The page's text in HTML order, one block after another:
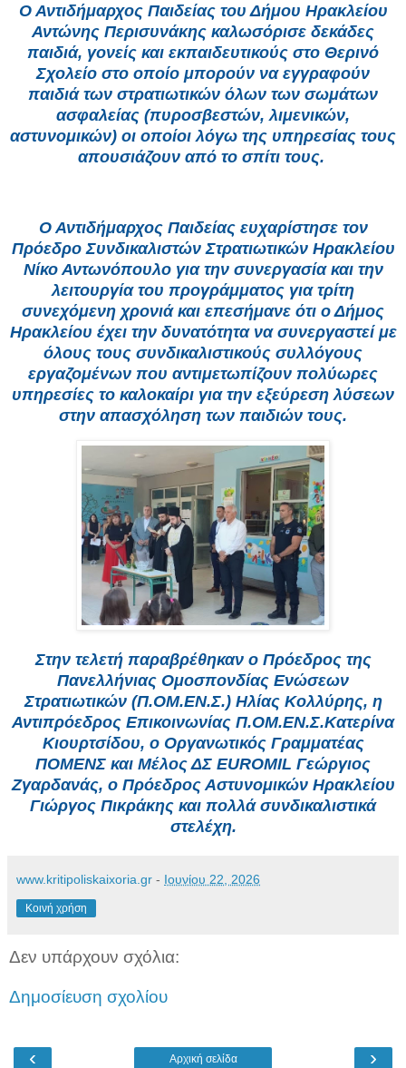
Ο Αντιδήμαρχος Παιδείας του Δήμου Ηρακλείου
Αντώνης Περισυνάκης καλωσόρισε δεκάδες
παιδιά, γονείς και εκπαιδευτικούς στο Θερινό
Σχολείο στο οποίο μπορούν να εγγραφούν
παιδιά των στρατιωτικών όλων των σωμάτων
ασφαλείας (πυροσβεστών, λιμενικών,
αστυνομικών) οι οποίοι λόγω της υπηρεσίας τους
απουσιάζουν από το σπίτι τους.
Ο Αντιδήμαρχος Παιδείας ευχαρίστησε τον
Πρόεδρο Συνδικαλιστών Στρατιωτικών Ηρακλείου
Νίκο Αντωνόπουλο για την συνεργασία και την
λειτουργία του προγράμματος για τρίτη
συνεχόμενη χρονιά και επεσήμανε ότι ο Δήμος
Ηρακλείου έχει την δυνατότητα να συνεργαστεί με
όλους τους συνδικαλιστικούς συλλόγους
εργαζομένων που αντιμετωπίζουν πολύωρες
υπηρεσίες το καλοκαίρι για την εξεύρεση λύσεων
στην απασχόληση των παιδιών τους.
Στην τελετή παραβρέθηκαν ο Πρόεδρος της
Πανελλήνιας Ομοσπονδίας Ενώσεων
Στρατιωτικών (Π.ΟΜ.ΕΝ.Σ.) Ηλίας Κολλύρης, η
Αντιπρόεδρος Επικοινωνίας Π.ΟΜ.ΕΝ.Σ.Κατερίνα
Κιουρτσίδου, ο Οργανωτικός Γραμματέας
ΠΟΜΕΝΣ και Μέλος ΔΣ EUROMIL Γεώργιος
Ζγαρδανάς, ο Πρόεδρος Αστυνομικών Ηρακλείου
Γιώργος Πικράκης και πολλά συνδικαλιστικά
στελέχη.
www.kritipoliskaixoria.gr - Ιουνίου 22, 2026
Κοινή χρήση
Δεν υπάρχουν σχόλια:
Δημοσίευση σχολίου
‹ ›
Αρχική σελίδα